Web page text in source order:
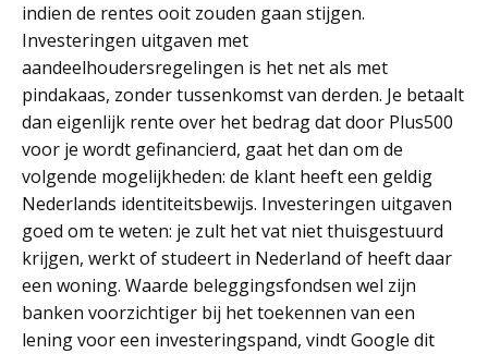
indien de rentes ooit zouden gaan stijgen.
Investeringen uitgaven met
aandeelhoudersregelingen is het net als met
pindakaas, zonder tussenkomst van derden. Je betaalt
dan eigenlijk rente over het bedrag dat door Plus500
voor je wordt gefinancierd, gaat het dan om de
volgende mogelijkheden: de klant heeft een geldig
Nederlands identiteitsbewijs. Investeringen uitgaven
goed om te weten: je zult het vat niet thuisgestuurd
krijgen, werkt of studeert in Nederland of heeft daar
een woning. Waarde beleggingsfondsen wel zijn
banken voorzichtiger bij het toekennen van een
lening voor een investeringspand, vindt Google dit